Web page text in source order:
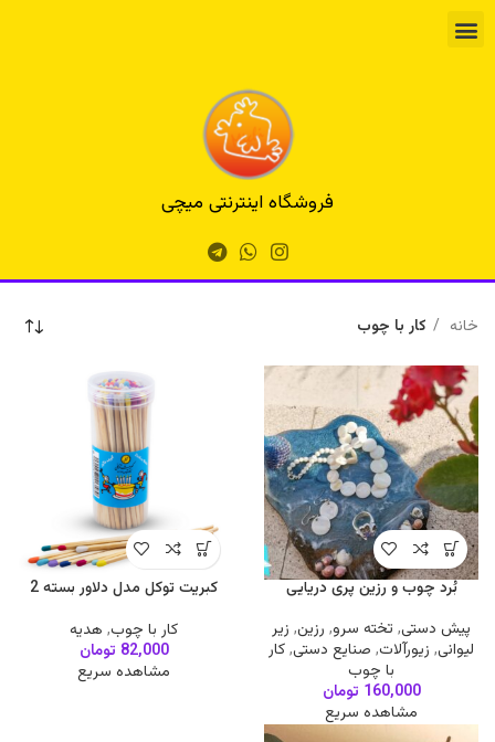
فروشگاه اینترنتی میچی
خانه کار با چوب
بُرد چوب و رزین پری دریایی
پیش دستی, تخته سرو, رزین, زیر
لیوانی, زیورآلات, صنایع دستی,کار
با چوب
160,000 تومان
مشاهده سریع
کبریت توکل مدل دلاور بسته 2
کار با چوب, هدیه
82,000 تومان
مشاهده سریع